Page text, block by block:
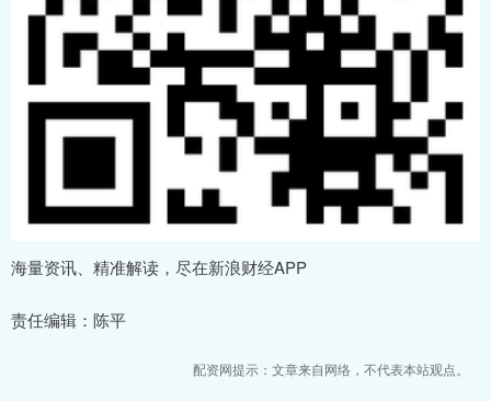
海量资讯、精准解读，尽在新浪财经APP
责任编辑：陈平
配资网提示：文章来自网络，不代表本站观点。